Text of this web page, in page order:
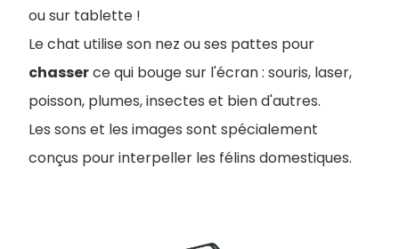
ou sur tablette !
Le chat utilise son nez ou ses pattes pour
chasserce qui bouge sur l'écran : souris, laser,
poisson, plumes, insectes et bien d'autres.
Les sons et les images sont spécialement
conçus pour interpeller les félins domestiques.